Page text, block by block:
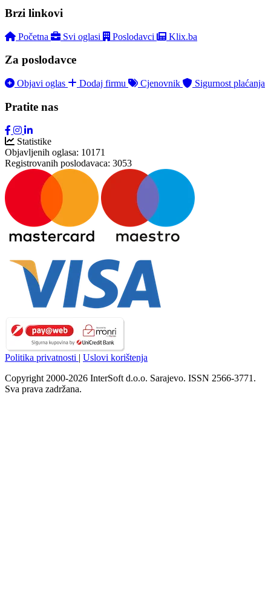
Brzi linkovi
Početna Svi oglasi Poslodavci Klix.ba
Za poslodavce
Objavi oglas Dodaj firmu Cjenovnik Sigurnost plaćanja
Pratite nas
Statistike
Objavljenih oglasa: 10171
Registrovanih poslodavaca: 3053
Politika privatnosti | Uslovi korištenja
Copyright 2000-2026 InterSoft d.o.o. Sarajevo. ISSN 2566-3771.
Sva prava zadržana.